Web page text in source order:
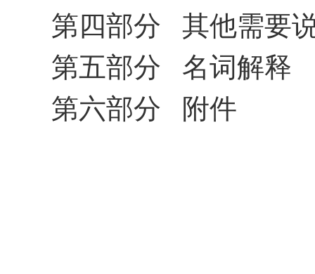
第四部分
其他需要
第五部分
名词解释
第六部分
附件